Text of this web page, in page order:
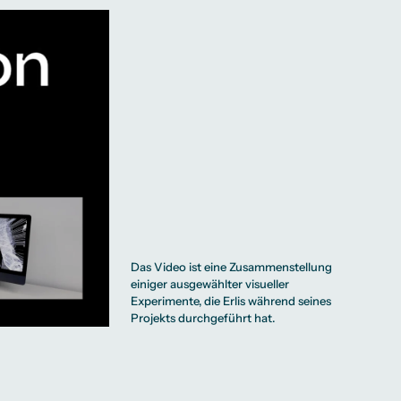
Das Video ist eine Zusammenstellung
einiger ausgewählter visueller
Experimente, die Erlis während seines
Projekts durchgeführt hat.